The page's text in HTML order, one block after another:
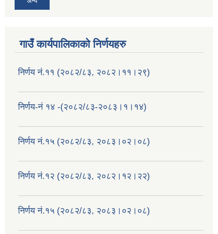
गाउँ कार्यपालिकाको निर्णयहरु
निर्णय नं.११ (२०८२/८३, २०८२।११।२९)
निर्णय-नं १४ -(२०८२/८३-२०८३।१।१४)
निर्णय नं.१५ (२०८२/८३, २०८३।०२।०८)
निर्णय नं.१२ (२०८२/८३, २०८२।१२।२२)
निर्णय नं.१५ (२०८२/८३, २०८३।०२।०८)